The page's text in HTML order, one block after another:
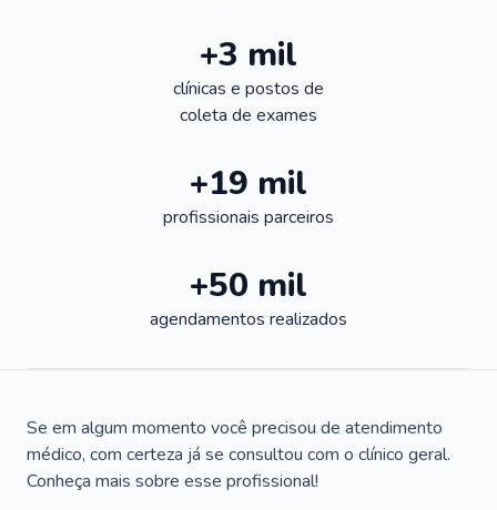
+3 mil
clínicas e postos de
coleta de exames
+19 mil
profissionais parceiros
+50 mil
agendamentos realizados
Se em algum momento você precisou de atendimento
médico, com certeza já se consultou com o clínico geral.
Conheça mais sobre esse profissional!